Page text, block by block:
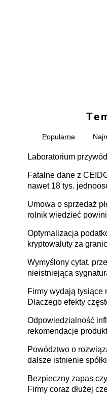
Popularne
Laboratorium
Fatalne dane z
nawet 18 tys.
Umowa o sprzedaż
rolnik wiedzieć
Optymalizacja
kryptowaluty za
Wymyślony cytat,
nieistniejąca
firmie
Firmy wydają tysiące
Dlaczego efekty
Odpowiedzialność
rekomendacje
Powództwo o
dalsze istnienie
Bezpieczny zapas
Firmy coraz dłużej